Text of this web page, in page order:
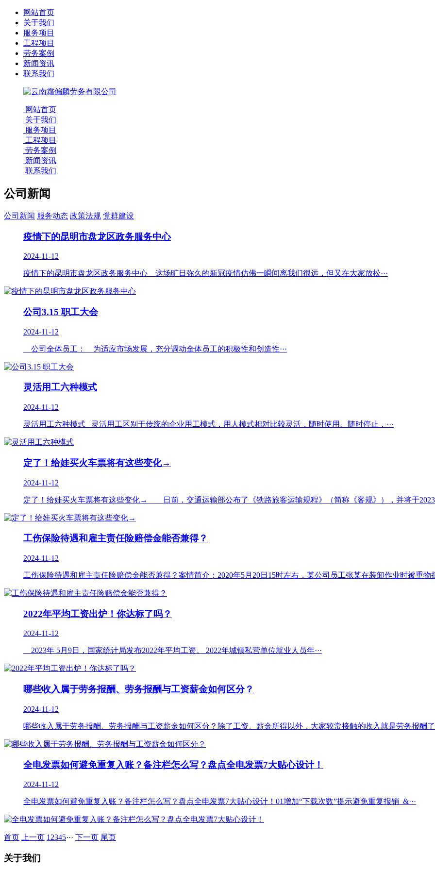
网站首页
关于我们
服务项目
工程项目
劳务案例
新闻资讯
联系我们
网站首页
关于我们
服务项目
工程项目
劳务案例
新闻资讯
联系我们
公司新闻
公司新闻 服务动态 政策法规 党群建设
疫情下的昆明市盘龙区政务服务中心
2024-11-12
疫情下的昆明市盘龙区政务服务中心 这场旷日弥久的新冠疫情仿佛一瞬间离我们很远，但又在大家放松···
公司3.15 职工大会
2024-11-12
公司全体员工： 为适应市场发展，充分调动全体员工的积极性和创造性···
灵活用工六种模式
2024-11-12
灵活用工六种模式 灵活用工区别于传统的企业用工模式，用人模式相对比较灵活，随时使用、随时停止，···
定了！给娃买火车票将有这些变化→
2024-11-12
定了！给娃买火车票将有这些变化→ 日前，交通运输部公布了《铁路旅客运输规程》（简称《客规》），并将于2023
工伤保险待遇和雇主责任险赔偿金能否兼得？
2024-11-12
工伤保险待遇和雇主责任险赔偿金能否兼得？案情简介：2020年5月20日15时左右，某公司员工张某在装卸作业时被重物挤
2022年平均工资出炉！你达标了吗？
2024-11-12
2023年 5月9日，国家统计局发布2022年平均工资。 2022年城镇私营单位就业人员年···
哪些收入属于劳务报酬、劳务报酬与工资薪金如何区分？
2024-11-12
哪些收入属于劳务报酬、劳务报酬与工资薪金如何区分？除了工资、薪金所得以外，大家较常接触的收入就是劳务报酬了
全电发票如何避免重复入账？备注栏怎么写？盘点全电发票7大贴心设计！
2024-11-12
全电发票如何避免重复入账？备注栏怎么写？盘点全电发票7大贴心设计！01增加“下载次数”提示避免重复报销 &···
首页 上一页 1 2345··· 下一页 尾页
关于我们